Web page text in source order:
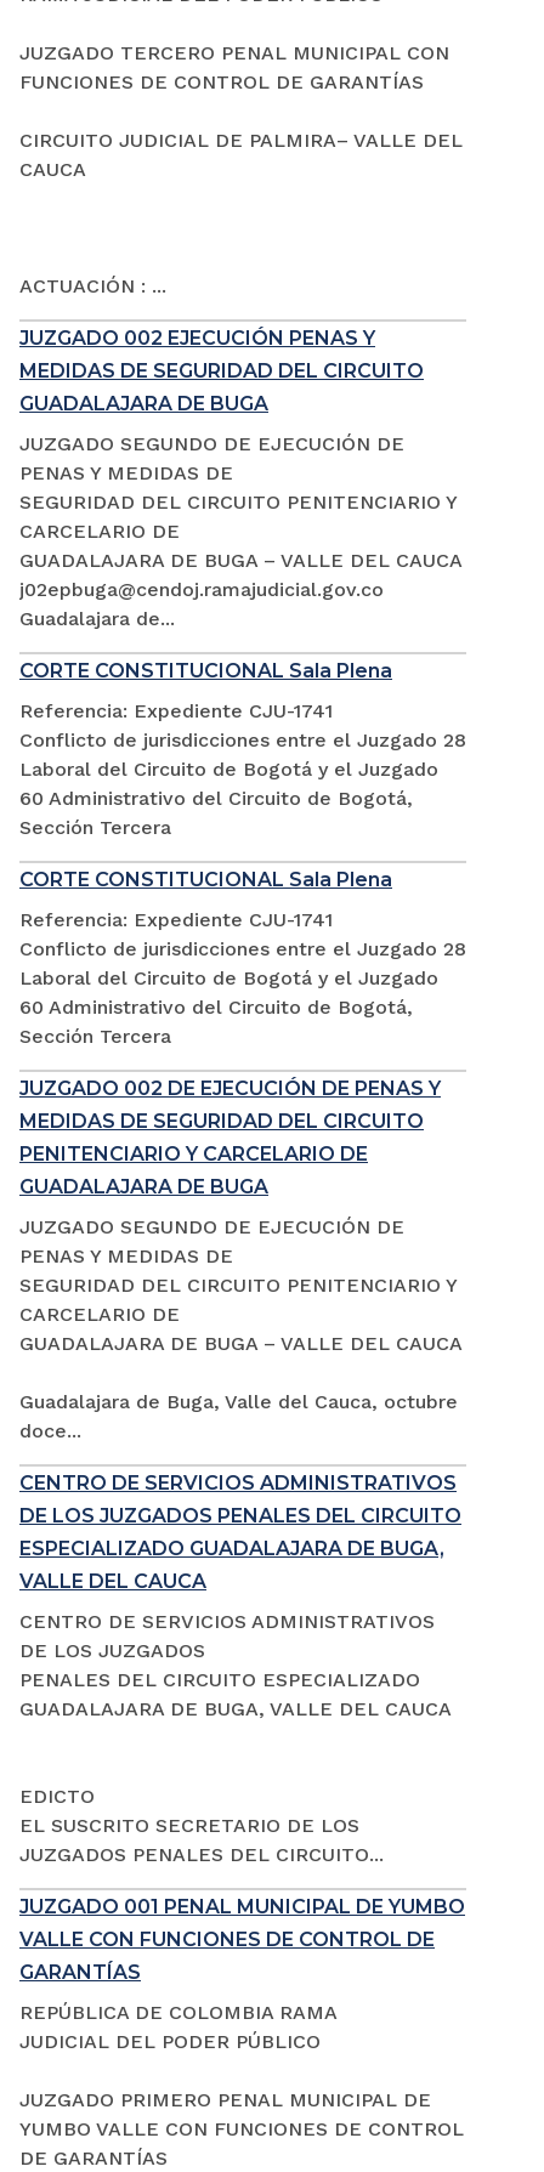
JUZGADO TERCERO PENAL MUNICIPAL CON
FUNCIONES DE CONTROL DE GARANTÍAS
CIRCUITO JUDICIAL DE PALMIRA– VALLE DEL
CAUCA
ACTUACIÓN : ...
JUZGADO 002 EJECUCIÓN PENAS Y
MEDIDAS DE SEGURIDAD DEL CIRCUITO
GUADALAJARA DE BUGA
JUZGADO SEGUNDO DE EJECUCIÓN DE
PENAS Y MEDIDAS DE
SEGURIDAD DEL CIRCUITO PENITENCIARIO Y
CARCELARIO DE
GUADALAJARA DE BUGA – VALLE DEL CAUCA
j02epbuga@cendoj.ramajudicial.gov.co
Guadalajara de...
CORTE CONSTITUCIONAL Sala Plena
Referencia: Expediente CJU-1741
Conflicto de jurisdicciones entre el Juzgado 28
Laboral del Circuito de Bogotá y el Juzgado
60 Administrativo del Circuito de Bogotá,
Sección Tercera
CORTE CONSTITUCIONAL Sala Plena
Referencia: Expediente CJU-1741
Conflicto de jurisdicciones entre el Juzgado 28
Laboral del Circuito de Bogotá y el Juzgado
60 Administrativo del Circuito de Bogotá,
Sección Tercera
JUZGADO 002 DE EJECUCIÓN DE PENAS Y
MEDIDAS DE SEGURIDAD DEL CIRCUITO
PENITENCIARIO Y CARCELARIO DE
GUADALAJARA DE BUGA
JUZGADO SEGUNDO DE EJECUCIÓN DE
PENAS Y MEDIDAS DE
SEGURIDAD DEL CIRCUITO PENITENCIARIO Y
CARCELARIO DE
GUADALAJARA DE BUGA – VALLE DEL CAUCA
Guadalajara de Buga, Valle del Cauca, octubre
doce...
CENTRO DE SERVICIOS ADMINISTRATIVOS
DE LOS JUZGADOS PENALES DEL CIRCUITO
ESPECIALIZADO GUADALAJARA DE BUGA,
VALLE DEL CAUCA
CENTRO DE SERVICIOS ADMINISTRATIVOS
DE LOS JUZGADOS
PENALES DEL CIRCUITO ESPECIALIZADO
GUADALAJARA DE BUGA, VALLE DEL CAUCA
EDICTO
EL SUSCRITO SECRETARIO DE LOS
JUZGADOS PENALES DEL CIRCUITO...
JUZGADO 001 PENAL MUNICIPAL DE YUMBO
VALLE CON FUNCIONES DE CONTROL DE
GARANTÍAS
REPÚBLICA DE COLOMBIA RAMA
JUDICIAL DEL PODER PÚBLICO
JUZGADO PRIMERO PENAL MUNICIPAL DE
YUMBO VALLE CON FUNCIONES DE CONTROL
DE GARANTÍAS